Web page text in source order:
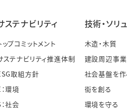
ステナビリティ
ップコミットメント
ステナビリティ推進体制
取組方針
環境
社会
技術・ソリ
木造・木質
建設周辺事業
社会基盤を作
街を創る
環境を守る